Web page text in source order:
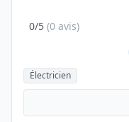
0/5 (0 avis)
Électricien